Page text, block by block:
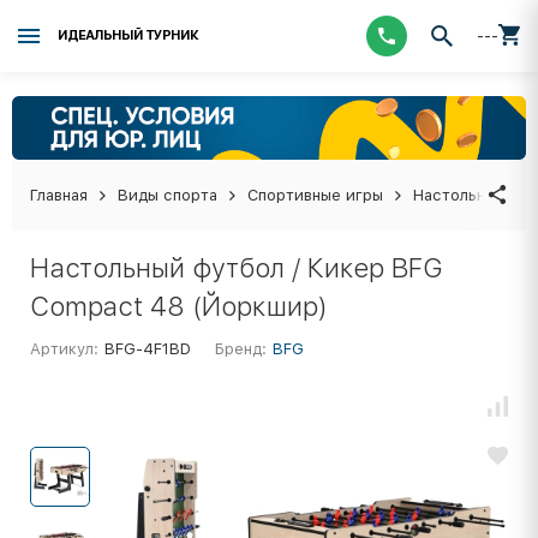
ИДЕАЛЬНЫЙ ТУРНИК ---
Главная Виды спорта Спортивные игры Настольные
Настольный футбол / Кикер BFG
Compact 48 (Йоркшир)
Артикул: BFG-4F1BD Бренд: BFG